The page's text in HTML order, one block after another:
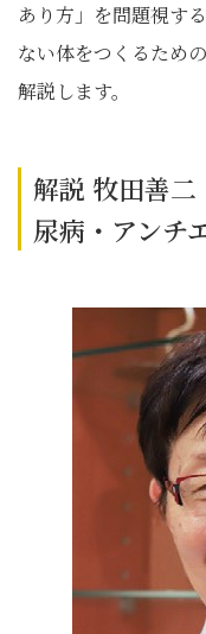
あり方」を問題視す
ない体をつくるため
解説します。
解説 牧田善
尿病・アンチ